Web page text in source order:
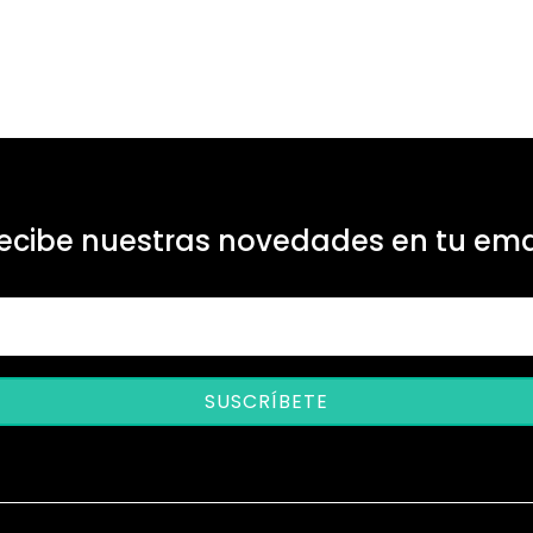
nuestras novedades en tu
SUSCRÍBETE